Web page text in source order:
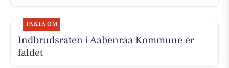
FAKTA OM
Indbrudsraten i Aabenraa Kommune er
faldet